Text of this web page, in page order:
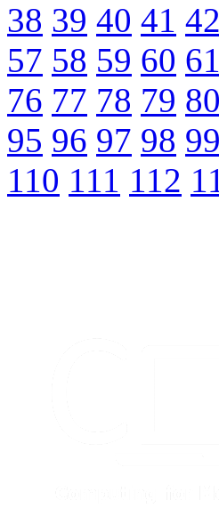
38 39 40 41 42
57 58 59 60 61
76 77 78 79 80
95 96 97 98 99
110 111 112